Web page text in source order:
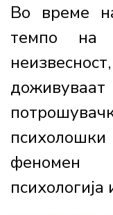
Во време
темпо на
психолошки